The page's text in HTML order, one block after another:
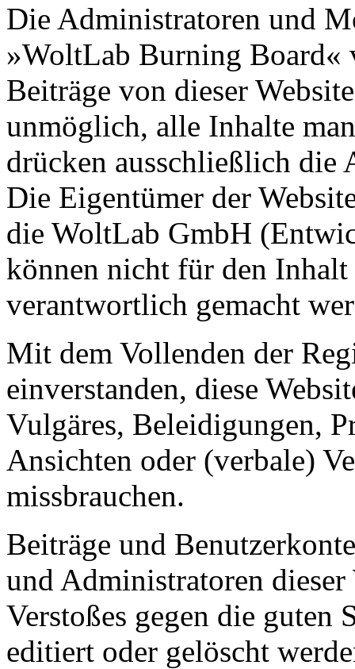
Die Administratoren und
»WoltLab Burning Board«
Beiträge von dieser
unmöglich, alle Inhalte
drücken ausschließlich die
Die Eigentümer der
die WoltLab GmbH
können nicht für den
verantwortlich gemacht
Mit dem Vollenden der
einverstanden, diese
Vulgäres, Beleidigungen,
Ansichten oder (verbale)
missbrauchen.
Beiträge und
und Administratoren dieser
Verstoßes gegen die guten
editiert oder gelöscht